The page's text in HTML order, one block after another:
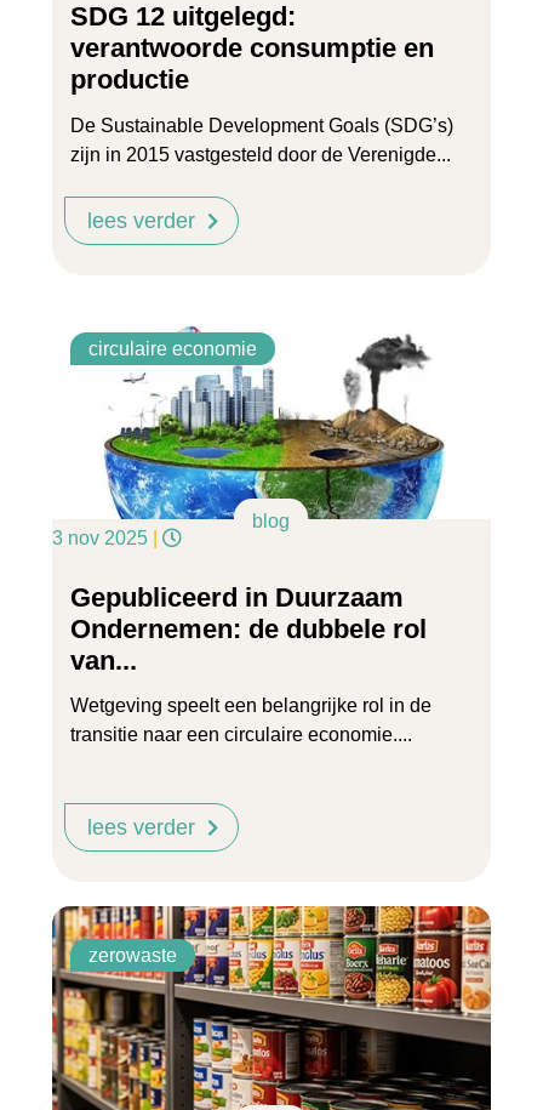
SDG 12 uitgelegd:
verantwoorde consumptie en
productie
De Sustainable Development Goals (SDG’s)
zijn in 2015 vastgesteld door de Verenigde...
lees verder
circulaire economie
blog
3 nov 2025
Gepubliceerd in Duurzaam
Ondernemen: de dubbele rol
van...
Wetgeving speelt een belangrijke rol in de
transitie naar een circulaire economie....
lees verder
zerowaste